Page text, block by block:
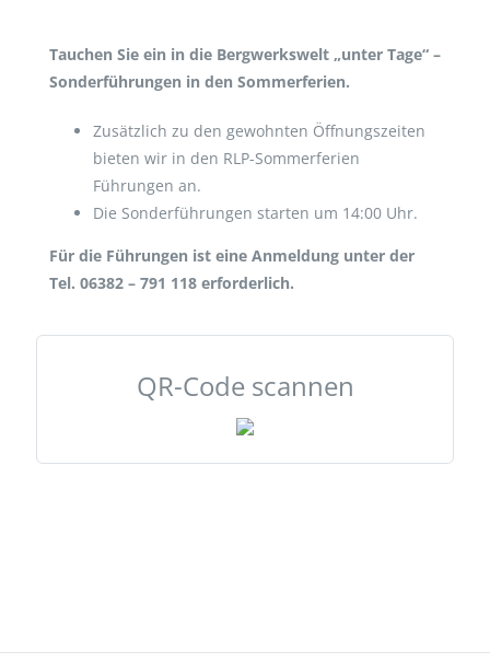
Tauchen Sie ein in die Bergwerkswelt „unter Tage“ –
Sonderführungen in den Sommerferien.
Zusätzlich zu den gewohnten Öffnungszeiten
bieten wir in den RLP-Sommerferien
Führungen an.
Die Sonderführungen starten um 14:00 Uhr.
Für die Führungen ist eine Anmeldung unter der
Tel. 06382 – 791 118 erforderlich.
QR-Code scannen